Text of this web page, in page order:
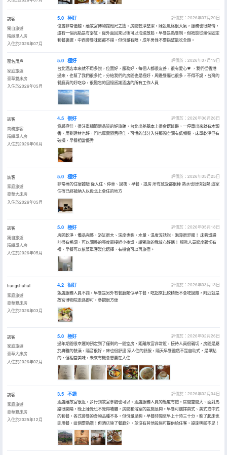
訪客
獨自旅遊
精緻單人房
入住於2026年07月
5.0 極好
評價於：2026年07月20日
位置非常優越，離故宮博物館咫尺之遙。房間乾淨整潔，陳設風格很大氣，服務也很熱情，
還有一個亮點是有浴缸，從外面回來以後可以泡澡放鬆。早餐是點餐制，但衹能從幾個固定
套餐裏選，中西套餐味道都不錯，但份量有限，成年男性不要指望能吃全飽。
匿名用戶
家庭旅遊
豪華雙床房
入住於2026年05月
5.0 極好
評價於：2026年07月19日
台北酒店本來就不用多說，位置好，服務好，每個人都很友善，很有愛心💗 ，我們從香港
過來，也幫了我們很多忙，分給我們的房間也是極好，周邊餐廳也很多，不得不說，台灣的
餐廳真的好吃😋，很難忘的回憶感謝酒店的所有工作人員
訪客
商務旅客
精緻單人房
入住於2026年06月
4.5 很好
評價於：2026年06月26日
質感極佳，很注重細節跟品質的好旅館，台北出差基本上很會選這邊，一停車出來就有木頭
香，用到建材也好，門也厚實隔音極佳，可惜的部分入住那間空調有低頻聲，床單乾淨但有
破損，早餐相當優秀
訪客
家庭旅遊
豪華大床房
入住於2026年05月
5.0 極好
評價於：2026年05月25日
非常棒的住宿體驗 從入住、停車、過夜、早餐、退房 所有感受都很棒 熱水也很快就熱 這家
住宿已經被納入以後北上會住的地方
訪客
獨自旅遊
精緻單人房
入住於2026年05月
5.0 極好
評價於：2026年05月18日
房間乾淨，備品完整，浴缸很大、深度也夠，水量、温度沒話說，泡澡很舒服！ 床旁燈設
計很有格調，可以調整的亮度最接近小夜燈，讓獨旅的我放心好眠！ 服務人員態度親切有
禮，早餐可以依菜單客製化選擇，有機會可以再旅宿。
hungshuhui
家庭旅遊
豪華雙床房
入住於2026年03月
4.2 很好
評價於：2026年03月13日
飯店服務人員不錯，早餐是另外有餐廳類似早午餐，吃起來比較精緻不會吃過飽，附近就是
故宮博物院走路即可，參觀很方便
訪客
家庭旅遊
豪華大床房
入住於2026年02月
5.0 極好
評價於：2026年02月26日
過年期間很幸運的預定到了僅剩的一間空房，距離故宮非常近，接待人員很親切，房間是屬
於典雅的裝潢，隔音很好，床也很舒適 家人住的舒服，隔天早餐雖然不是自助式，是單點
的，但相當美味，未來有機會想要在入住
訪客
家庭旅遊
豪華雙床房
入住於2025年12月
3.5 不錯
評價於：2026年02月04日
酒店離故宮很近，步行到故宮參觀也可以。酒店服務人員的態度有禮。房間空間大、面對馬
路很開陽，晚上睡覺也不覺得嘈雜，房間和浴室的設施足夠。早餐可選擇英式、美式或中式
的套餐，各式套餐的食物品種不多，但份量足夠。早餐時間至早上十時三十分，晚了起床也
能用餐，這個要點讚！但酒店除了餐廳外，並沒有其他設施可提供給住客，設施明顯不足！